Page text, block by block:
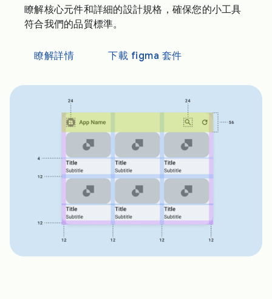
瞭解核心元件和詳細的設計規格，確保您的小工具
符合我們的品質標準。
瞭解詳情 下載 figma 套件